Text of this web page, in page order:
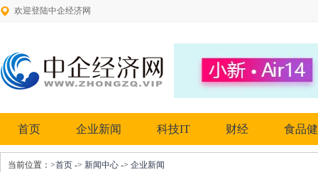
欢迎登陆中企经济网
首页 企业新闻 科技IT 财经 食品
当前位置： >首页 -> 新闻中心 -> 企业新闻